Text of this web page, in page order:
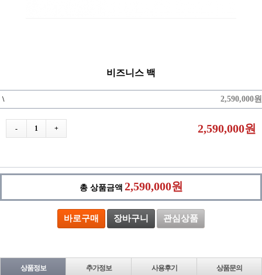
비즈니스 백
\ 2,590,000원
- 1 + 2,590,000원
총 상품금액 2,590,000원
바로구매 장바구니 관심상품
상품정보 추가정보 사용후기 상품문의